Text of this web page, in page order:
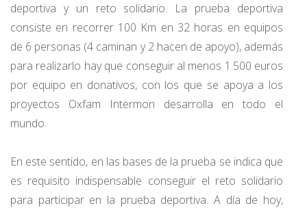
deportiva y un reto solidario. La prueba deportiva
consiste en recorrer 100 Km en 32 horas en equipos
de 6 personas (4 caminan y 2 hacen de apoyo), además
para realizarlo hay que conseguir al menos 1.500 euros
por equipo en donativos, con los que se apoya a los
proyectos Oxfam Intermon desarrolla en todo el
mundo.
En este sentido, en las bases de la prueba se indica que
es requisito indispensable conseguir el reto solidario
para participar en la prueba deportiva. A día de hoy,